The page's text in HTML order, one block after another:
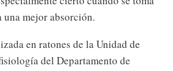
mejor absorción.
en ratones de la Unidad de
del Departamento de